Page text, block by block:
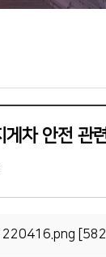
게차 안전 관
[582